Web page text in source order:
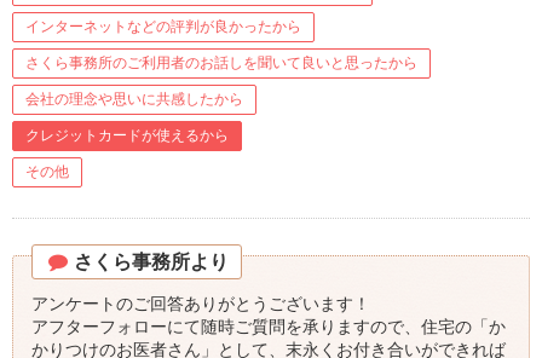
インターネットなどの評判が良かったから
さくら事務所のご利用者のお話しを聞いて良いと思ったから
会社の理念や思いに共感したから
クレジットカードが使えるから
その他
さくら事務所より
アンケートのご回答ありがとうございます！
アフターフォローにて随時ご質問を承りますので、住宅の「か
かりつけのお医者さん」として、末永くお付き合いができれば